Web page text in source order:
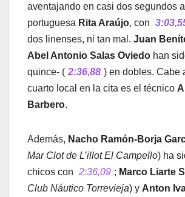
aventajando en casi dos segundos
portuguesa Rita Araújo, con
dos linenses, ni tan mal. Juan
Abel Antonio Salas Oviedo han
quince- ( 2:36,88 ) en dobles. Cabe
cuarto local en la cita es el técnico
Barbero.
Además, Nacho Ramón-Borja
Mar Clot de L’illot El Campello) ha
chicos con 2:36,09 ; Marco Liarte
Club Náutico Torrevieja) y Anton